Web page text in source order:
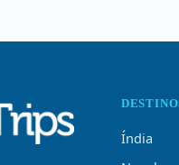
Índia